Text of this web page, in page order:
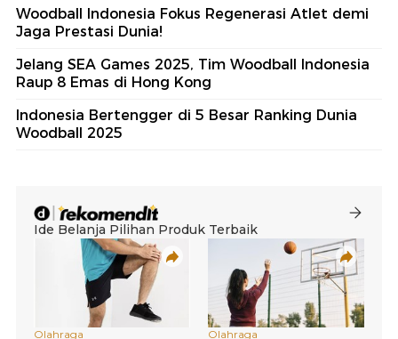
Woodball Indonesia Fokus Regenerasi Atlet demi
Jaga Prestasi Dunia!
Jelang SEA Games 2025, Tim Woodball Indonesia
Raup 8 Emas di Hong Kong
Indonesia Bertengger di 5 Besar Ranking Dunia
Woodball 2025